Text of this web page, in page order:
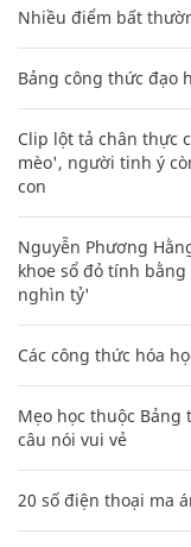
Nhiều điểm bất
Bảng công thức đạo
Clip lột tả chân thực
mèo', người tinh ý
con
Nguyễn Phương
khoe sổ đỏ tính
nghìn tỷ'
Các công thức hóa
Mẹo học thuộc
câu nói vui vẻ
20 số điện thoại ma